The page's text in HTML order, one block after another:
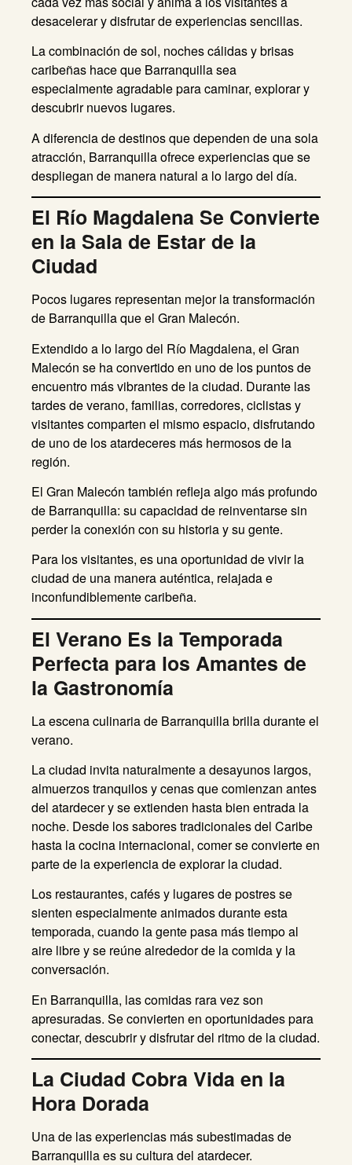
desacelerar y disfrutar de experiencias sencillas.
La combinación de sol, noches cálidas y brisas
caribeñas hace que Barranquilla sea
especialmente agradable para caminar, explorar y
descubrir nuevos lugares.
A diferencia de destinos que dependen de una sola
atracción, Barranquilla ofrece experiencias que se
despliegan de manera natural a lo largo del día.
El Río Magdalena Se Convierte
en la Sala de Estar de la
Ciudad
Pocos lugares representan mejor la transformación
de Barranquilla que el Gran Malecón.
Extendido a lo largo del Río Magdalena, el Gran
Malecón se ha convertido en uno de los puntos de
encuentro más vibrantes de la ciudad. Durante las
tardes de verano, familias, corredores, ciclistas y
visitantes comparten el mismo espacio, disfrutando
de uno de los atardeceres más hermosos de la
región.
El Gran Malecón también refleja algo más profundo
de Barranquilla: su capacidad de reinventarse sin
perder la conexión con su historia y su gente.
Para los visitantes, es una oportunidad de vivir la
ciudad de una manera auténtica, relajada e
inconfundiblemente caribeña.
El Verano Es la Temporada
Perfecta para los Amantes de
la Gastronomía
La escena culinaria de Barranquilla brilla durante el
verano.
La ciudad invita naturalmente a desayunos largos,
almuerzos tranquilos y cenas que comienzan antes
del atardecer y se extienden hasta bien entrada la
noche. Desde los sabores tradicionales del Caribe
hasta la cocina internacional, comer se convierte en
parte de la experiencia de explorar la ciudad.
Los restaurantes, cafés y lugares de postres se
sienten especialmente animados durante esta
temporada, cuando la gente pasa más tiempo al
aire libre y se reúne alrededor de la comida y la
conversación.
En Barranquilla, las comidas rara vez son
apresuradas. Se convierten en oportunidades para
conectar, descubrir y disfrutar del ritmo de la ciudad.
La Ciudad Cobra Vida en la
Hora Dorada
Una de las experiencias más subestimadas de
Barranquilla es su cultura del atardecer.